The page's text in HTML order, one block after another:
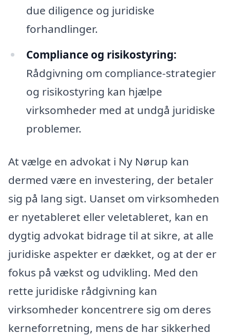
due diligence og juridiske
forhandlinger.
Compliance og risikostyring:
Rådgivning om compliance-strategier
og risikostyring kan hjælpe
virksomheder med at undgå juridiske
problemer.
At vælge en advokat i Ny Nørup kan
dermed være en investering, der betaler
sig på lang sigt. Uanset om virksomheden
er nyetableret eller veletableret, kan en
dygtig advokat bidrage til at sikre, at alle
juridiske aspekter er dækket, og at der er
fokus på vækst og udvikling. Med den
rette juridiske rådgivning kan
virksomheder koncentrere sig om deres
kerneforretning, mens de har sikkerhed